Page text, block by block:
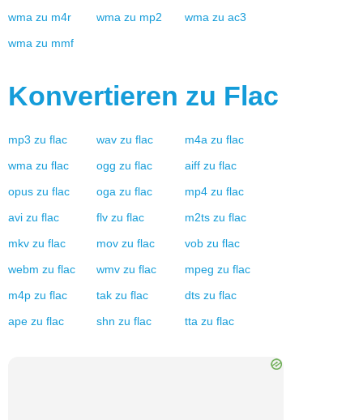
wma zu m4r wma zu mp2 wma zu ac3
wma zu mmf
Konvertieren zu Flac
mp3 zu flac wav zu flac m4a zu flac
wma zu flac ogg zu flac aiff zu flac
opus zu flac oga zu flac mp4 zu flac
avi zu flac flv zu flac m2ts zu flac
mkv zu flac mov zu flac vob zu flac
webm zu flac wmv zu flac mpeg zu flac
m4p zu flac tak zu flac dts zu flac
ape zu flac shn zu flac tta zu flac